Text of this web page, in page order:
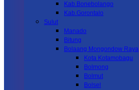
Kab.Bonebolango
Kab.Gorontalo
Sulut
Manado
Bitung
Bolaang Mongondow Raya
Kota Kotamobagu
Bolmong
Bolmut
Bolsel